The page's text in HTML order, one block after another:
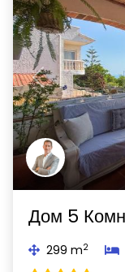
Previous
299 m2